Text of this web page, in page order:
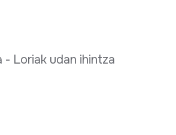
Loriak udan ihintza